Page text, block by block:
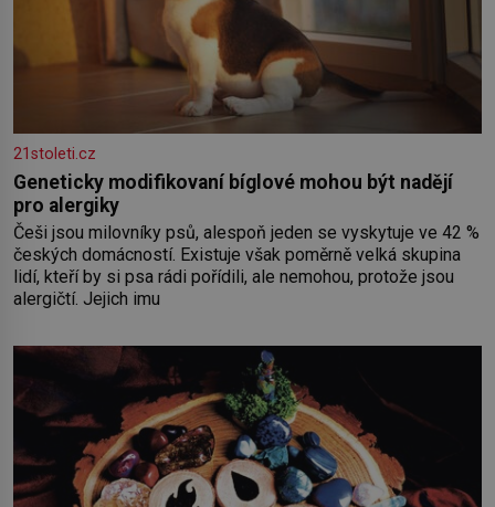
21stoleti.cz
Geneticky modifikovaní bíglové mohou být nadějí
pro alergiky
Češi jsou milovníky psů, alespoň jeden se vyskytuje ve 42 %
českých domácností. Existuje však poměrně velká skupina
lidí, kteří by si psa rádi pořídili, ale nemohou, protože jsou
alergičtí. Jejich imu